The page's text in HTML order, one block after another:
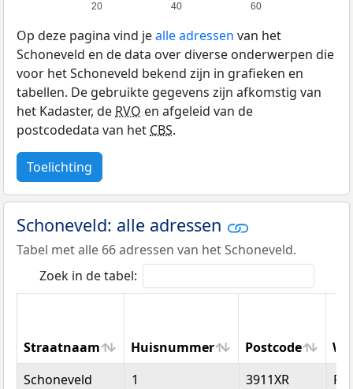
20 40 60
Op deze pagina vind jealle adressen van het
Schoneveld en de data over diverse onderwerpen die
voor het Schoneveld bekend zijn in grafieken en
tabellen. De gebruikte gegevens zijn afkomstig van
het Kadaster, deRVO en afgeleid van de
postcodedata van hetCBS.
Toelichting
Schoneveld: alle adressen
Tabel met alle 66 adressen van het Schoneveld.
Zoek in de tabel:
Straatnaam Huisnummer Postcode
Straatnaam
Huisnummer Postcode
Schoneveld 1 3911XR